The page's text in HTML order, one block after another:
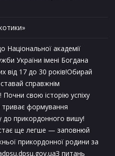
академії
України імені Богдана
від 17 до 30 років!Обирай
справжнім
свою історію успіху
формування
до прикордонного вишу!
ще легше — заповнюй
прикордонної родини за
питань